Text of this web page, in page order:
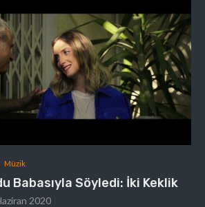
Müzik
Babasıyla Söyledi: İki Keklik
2020